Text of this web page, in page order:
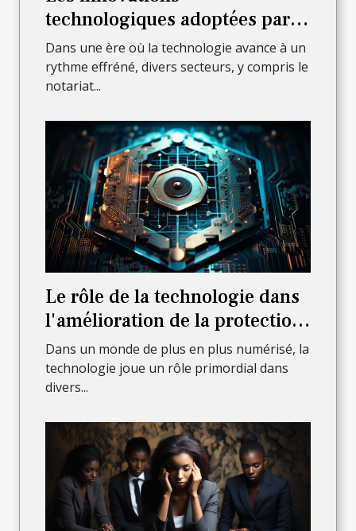
technologiques adoptées par
les notaires à Paris 6ème pour
améliorer leur service
Dans une ère où la technologie avance à un
rythme effréné, divers secteurs, y compris le
notariat...
Le rôle de la technologie dans
l'amélioration de la protection
juridique
Dans un monde de plus en plus numérisé, la
technologie joue un rôle primordial dans
divers...